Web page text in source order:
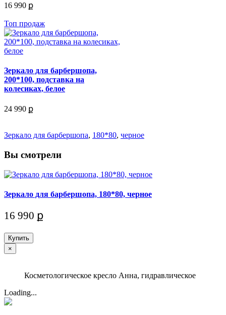
16 990 ք
Топ продаж
Зеркало для барбершопа,
200*100, подставка на
колесиках, белое
24 990 ք
Зеркало для барбершопа, 180*80, черное
Вы смотрели
Зеркало для барбершопа, 180*80, черное
16 990 ք
Купить
×
Косметологическое кресло Анна, гидравлическое
Loading...